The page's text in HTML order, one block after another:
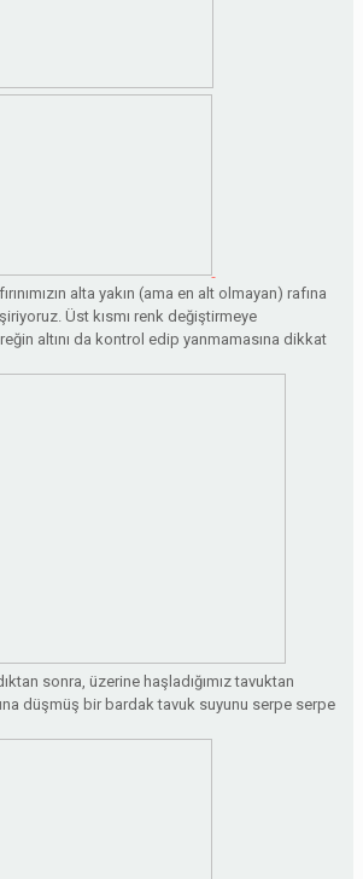
alta yakın (ama en alt olmayan) rafına
Üst kısmı renk değiştirmeye
altını da kontrol edip yanmamasına dikkat
sonra, üzerine haşladığımız tavuktan
düşmüş bir bardak tavuk suyunu serpe serpe